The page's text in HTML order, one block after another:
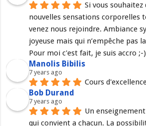
Si vous souhaitez
nouvelles sensations corporelles
venez nous rejoindre. Ambiance
joyeuse mais qui n’empêche pas
Pour moi c'est fait, je suis accro ;-)
Manolis Bibilis
7 years ago
Cours
Bob Durand
7 years ago
Un
qui convient a chacun. La